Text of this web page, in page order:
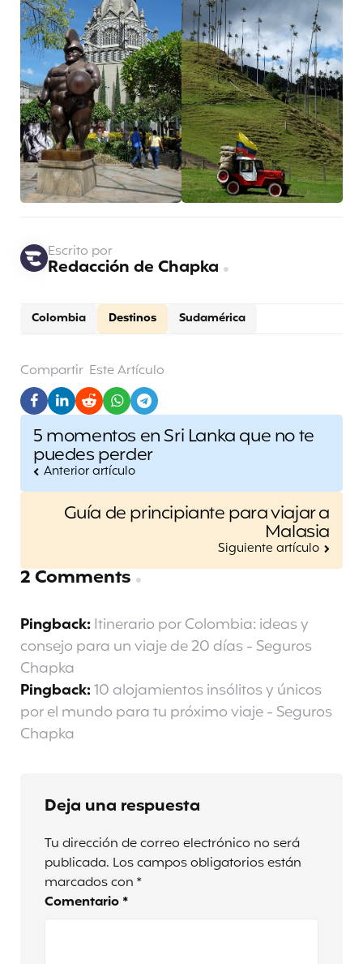
Colombia Destinos Sudamérica
Escrito por
Redacción de Chapka
Compartir Este Artículo
Post
navigation
5 momentos en Sri Lanka que no te
puedes perder
Anterior artículo
Guía de principiante para viajar a
Malasia
Siguiente artículo
2 Comments
Pingback:Itinerario por Colombia: ideas y
consejo para un viaje de 20 días - Seguros
Chapka
Pingback:10 alojamientos insólitos y únicos
por el mundo para tu próximo viaje - Seguros
Chapka
Deja una respuesta
Tu dirección de correo electrónico no será
publicada. Los campos obligatorios están
marcados con *
Comentario *